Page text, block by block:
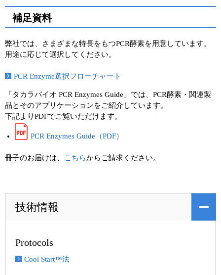
補足資料
弊社では、さまざまな特長をもつPCR酵素を用意しています。
用途に応じて選択してください。
PCR Enzyme選択フローチャート
「タカラバイオ PCR Enzymes Guide」では、PCR酵素・関連製
品とそのアプリケーションをご紹介しています。
下記よりPDFでご覧いただけます。
PCR Enzymes Guide（PDF）
冊子のお届けは、 こちらからご請求ください。
技術情報
Protocols
Cool Start™法